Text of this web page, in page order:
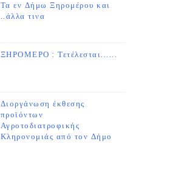
Τα εν Δήμω Ξηρομέρου και
..άλλα τινα
ΞΗΡΟΜΕΡΟ : Τετέλεσται......
Διοργάνωση έκθεσης
προϊόντων
Αγροτοδιατροφικής
Κληρονομιάς από τον Δήμο